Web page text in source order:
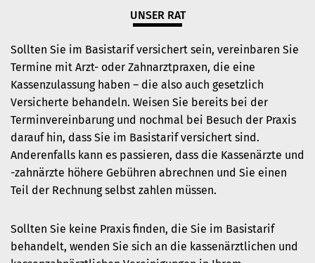
UNSER RAT
Sollten Sie im Basistarif versichert sein, vereinbaren Sie
Termine mit Arzt- oder Zahnarztpraxen, die eine
Kassenzulassung haben – die also auch gesetzlich
Versicherte behandeln. Weisen Sie bereits bei der
Terminvereinbarung und nochmal bei Besuch der Praxis
darauf hin, dass Sie im Basistarif versichert sind.
Anderenfalls kann es passieren, dass die Kassenärzte und
-zahnärzte höhere Gebühren abrechnen und Sie einen
Teil der Rechnung selbst zahlen müssen.
Sollten Sie keine Praxis finden, die Sie im Basistarif
behandelt, wenden Sie sich an die kassenärztlichen und